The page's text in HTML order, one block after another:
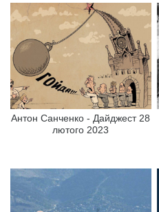
Антон Санченко - Дайджест 28
лютого 2023